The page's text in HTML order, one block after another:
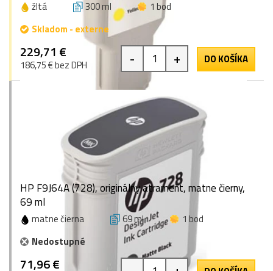
žltá 300 ml
1 bod
Skladom - externe
229,71 €
186,75 € bez DPH - + DO KOŠÍKA
HP F9J64A (728), originálny atrament, matne čierny,
69 ml
matne čierna 69 ml
1 bod
Nedostupné
71,96 €